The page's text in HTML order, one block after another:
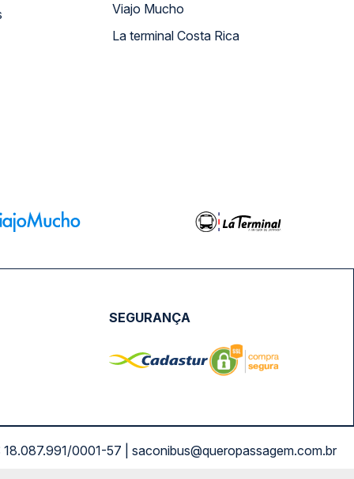
Viajo Mucho
La terminal Costa Rica
SEGURANÇA
0001-57 | saconibus@queropassagem.com.br